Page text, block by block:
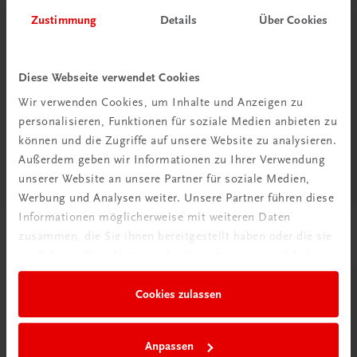
Zustimmung Details Über Cookies
Diese Webseite verwendet Cookies
Wir verwenden Cookies, um Inhalte und Anzeigen zu
personalisieren, Funktionen für soziale Medien anbieten zu
können und die Zugriffe auf unsere Website zu analysieren.
Außerdem geben wir Informationen zu Ihrer Verwendung
unserer Website an unsere Partner für soziale Medien,
Werbung und Analysen weiter. Unsere Partner führen diese
Informationen möglicherweise mit weiteren Daten
zusammen, die Sie ihnen bereitgestellt haben oder die sie
Cookies zulassen
Anpassen
Diese Seite teilen auf:
Passende Produkte